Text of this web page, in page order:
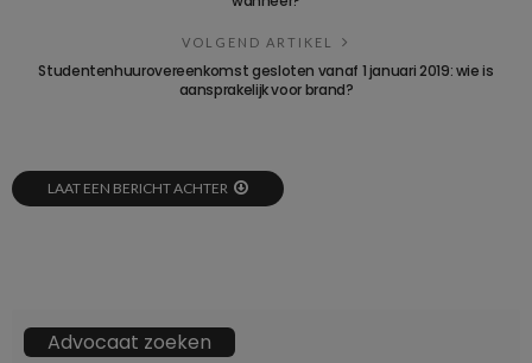
VOLGEND ARTIKEL
Studentenhuurovereenkomst gesloten vanaf 1 januari 2019: wie is
aansprakelijk voor brand?
LAAT EEN BERICHT ACHTER
Advocaat zoeken